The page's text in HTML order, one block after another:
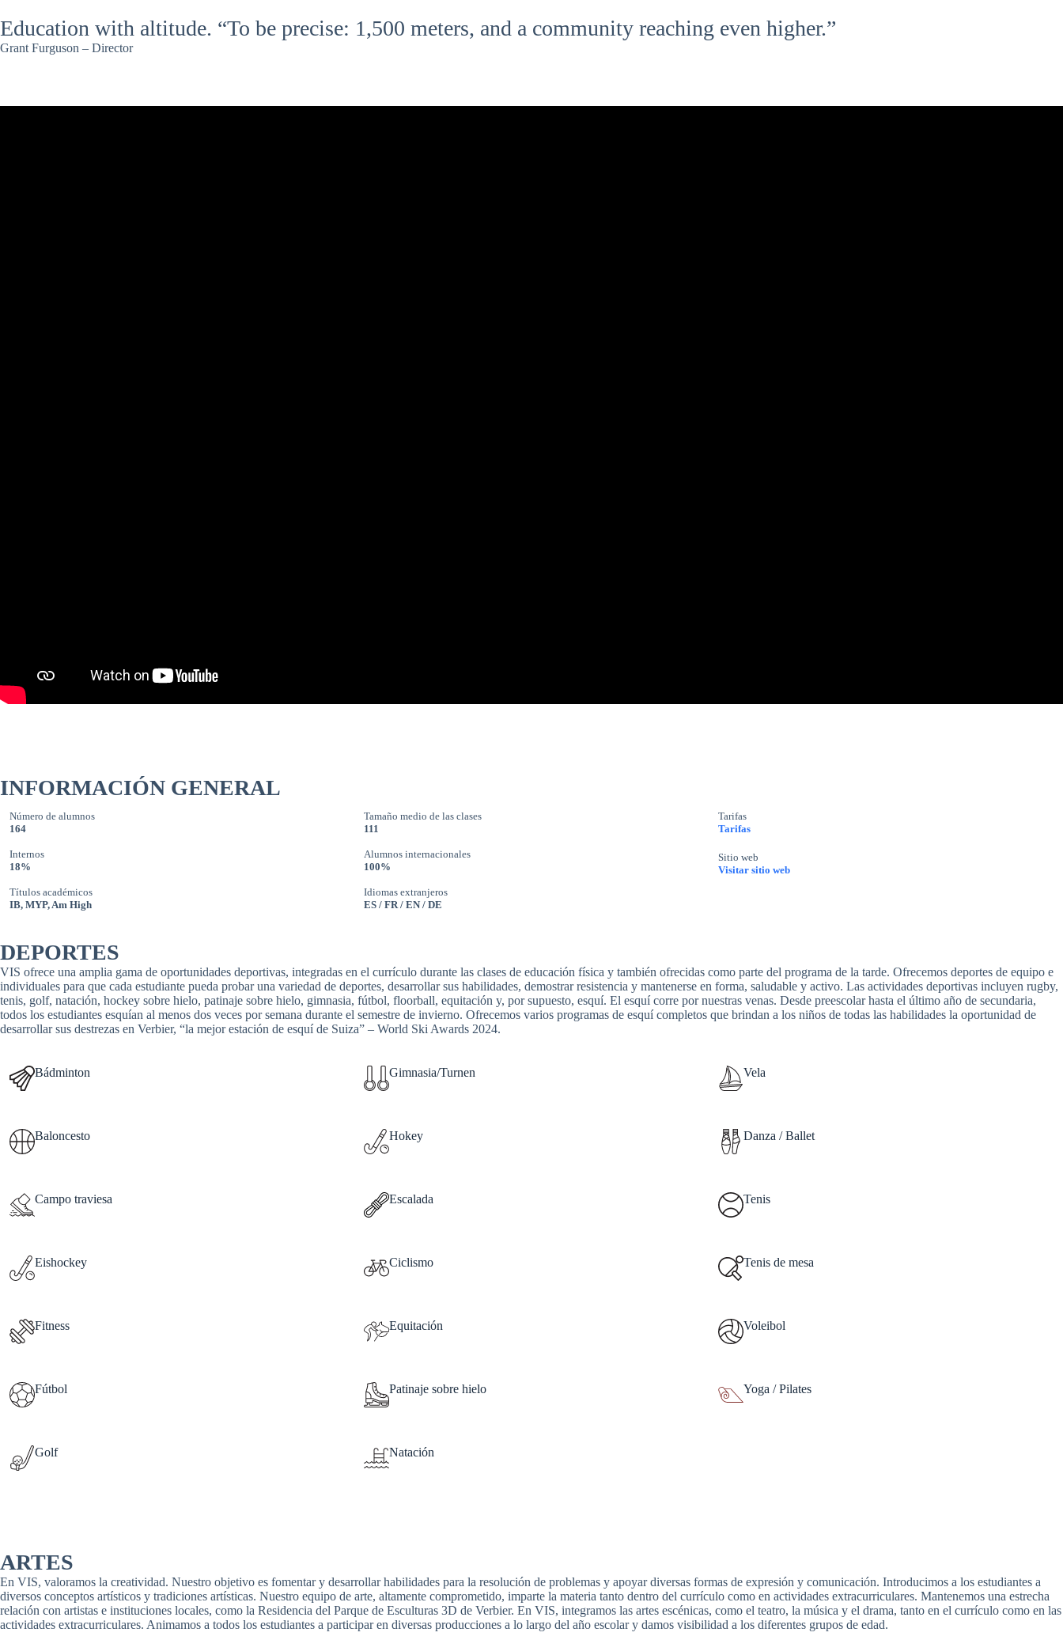
Education with altitude. “To be precise: 1,500 meters, and a community reaching even higher.”
Grant Furguson – Director
INFORMACIÓN GENERAL
Número de alumnos
164
Internos
18%
Títulos académicos
IB, MYP, Am High
Tamaño medio de las clases
111
Alumnos internacionales
100%
Idiomas extranjeros
ES / FR / EN / DE
Tarifas
Tarifas
Sitio web
Visitar sitio web
DEPORTES
VIS ofrece una amplia gama de oportunidades deportivas, integradas en el currículo durante las clases de educación física y también ofrecidas como parte del programa de la tarde. Ofrecemos deportes de equipo e
individuales para que cada estudiante pueda probar una variedad de deportes, desarrollar sus habilidades, demostrar resistencia y mantenerse en forma, saludable y activo. Las actividades deportivas incluyen rugby,
tenis, golf, natación, hockey sobre hielo, patinaje sobre hielo, gimnasia, fútbol, ​​floorball, equitación y, por supuesto, esquí. El esquí corre por nuestras venas. Desde preescolar hasta el último año de secundaria,
todos los estudiantes esquían al menos dos veces por semana durante el semestre de invierno. Ofrecemos varios programas de esquí completos que brindan a los niños de todas las habilidades la oportunidad de
desarrollar sus destrezas en Verbier, “la mejor estación de esquí de Suiza” – World Ski Awards 2024.
Bádminton
Baloncesto
Campo traviesa
Eishockey
Fitness
Fútbol
Golf
Gimnasia/Turnen
Hokey
Escalada
Ciclismo
Equitación
Patinaje sobre hielo
Natación
Vela
Danza / Ballet
Tenis
Tenis de mesa
Voleibol
Yoga / Pilates
ARTES
En VIS, valoramos la creatividad. Nuestro objetivo es fomentar y desarrollar habilidades para la resolución de problemas y apoyar diversas formas de expresión y comunicación. Introducimos a los estudiantes a
diversos conceptos artísticos y tradiciones artísticas. Nuestro equipo de arte, altamente comprometido, imparte la materia tanto dentro del currículo como en actividades extracurriculares. Mantenemos una estrecha
relación con artistas e instituciones locales, como la Residencia del Parque de Esculturas 3D de Verbier. En VIS, integramos las artes escénicas, como el teatro, la música y el drama, tanto en el currículo como en las
actividades extracurriculares. Animamos a todos los estudiantes a participar en diversas producciones a lo largo del año escolar y damos visibilidad a los diferentes grupos de edad.